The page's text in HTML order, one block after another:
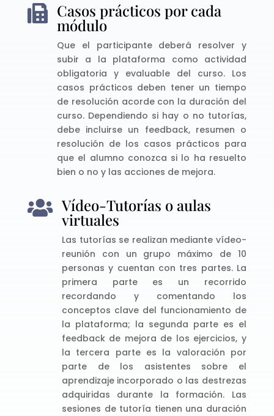
 Casos prácticos por cada
módulo
Que el participante deberá resolver y
subir a la plataforma como actividad
obligatoria y evaluable del curso. Los
casos prácticos deben tener un tiempo
de resolución acorde con la duración del
curso. Dependiendo si hay o no tutorías,
debe incluirse un feedback, resumen o
resolución de los casos prácticos para
que el alumno conozca si lo ha resuelto
bien o no y las acciones de mejora.
 Vídeo-Tutorías o aulas
virtuales
Las tutorías se realizan mediante vídeo-
reunión con un grupo máximo de 10
personas y cuentan con tres partes. La
primera parte es un recorrido
recordando y comentando los
conceptos clave del funcionamiento de
la plataforma; la segunda parte es el
feedback de mejora de los ejercicios, y
la tercera parte es la valoración por
parte de los asistentes sobre el
aprendizaje incorporado o las destrezas
adquiridas durante la formación. Las
sesiones de tutoría tienen una duración